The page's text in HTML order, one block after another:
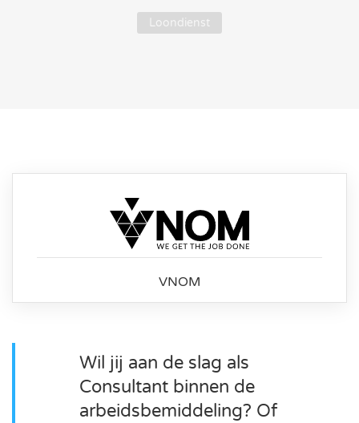
Loondienst
VNOM
Wil jij aan de slag als
Consultant binnen de
arbeidsbemiddeling? Of